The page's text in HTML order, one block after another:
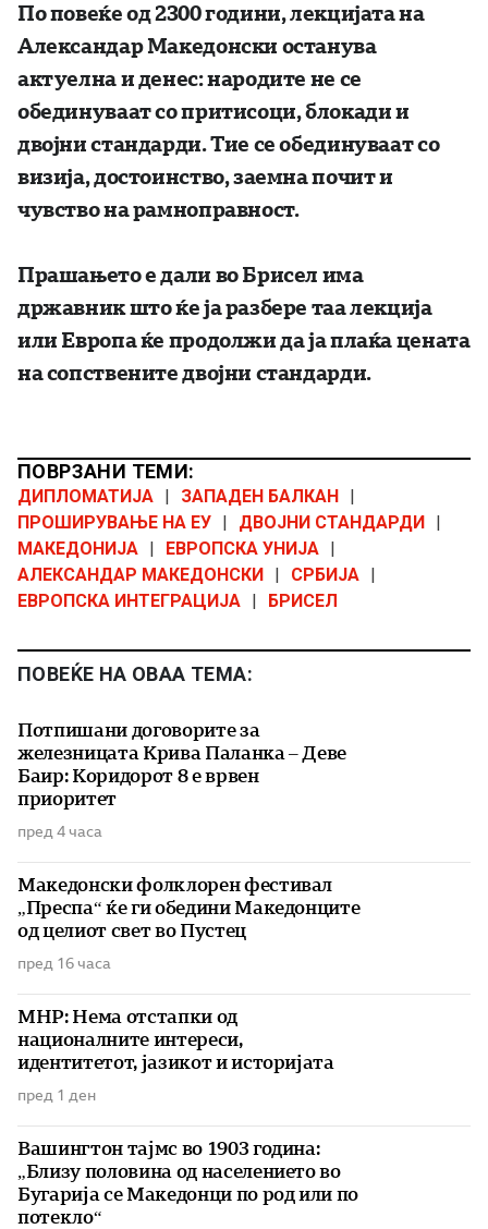
По повеќе од 2300 години, лекцијата на
Александар Македонски останува
актуелна и денес: народите не се
обединуваат со притисоци, блокади и
двојни стандарди. Тие се обединуваат со
визија, достоинство, заемна почит и
чувство на рамноправност.
Прашањето е дали во Брисел има
државник што ќе ја разбере таа лекција
или Европа ќе продолжи да ја плаќа цената
на сопствените двојни стандарди.
ПОВРЗАНИ ТЕМИ:
ДИПЛОМАТИЈА ЗАПАДЕН БАЛКАН
ПРОШИРУВАЊЕ НА ЕУ
ДВОЈНИ СТАНДАРДИ
МАКЕДОНИЈА
ЕВРОПСКА УНИЈА
АЛЕКСАНДАР МАКЕДОНСКИ
СРБИЈА
ЕВРОПСКА ИНТЕГРАЦИЈА
БРИСЕЛ
ПОВЕЌЕ НА ОВАА ТЕМА:
Потпишани договорите за
железницата Крива Паланка – Деве
Баир: Коридорот 8 е врвен
приоритет
пред 4 часа
Македонски фолклорен фестивал
„Преспа“ ќе ги обедини Македонците
од целиот свет во Пустец
пред 16 часа
МНР: Нема отстапки од
националните интереси,
идентитетот, јазикот и историјата
пред 1 ден
Вашингтон тајмс во 1903 година:
„Близу половина од населението во
Бугарија се Македонци по род или по
потекло“